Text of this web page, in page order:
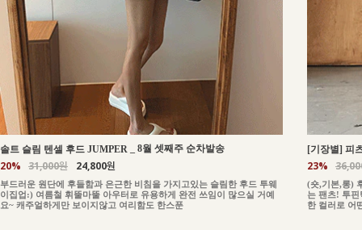
솔트 슬림 텐셀 후드 JUMPER 8월 셋째주 순차발송
20% 31,000원 24,800원
부드러운 원단에 후들함과 은근한 비침을 가지고있는 슬림한 후드 투웨
이집업:) 여름철 휘뚤마뚤 아우터로 유용하게 완전 쓰임이 많으실 거예
요~ 캐주얼하게만 보이지않고 여리함도 한스푼
[기장별] 피
23%
(숏,기본,롱)
는 팬츠! 투
한 컬러로 어